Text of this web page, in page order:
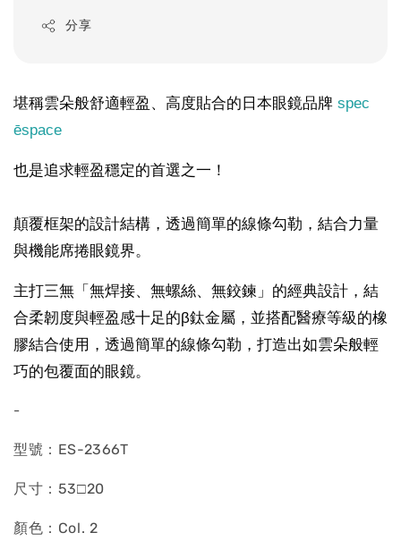
分享
堪稱雲朵般舒適輕盈、高度貼合的日本眼鏡品牌 spec
ēspace
也是追求輕盈穩定的首選之一！
顛覆框架的設計結構，透過簡單的線條勾勒，結合力量
與機能席捲眼鏡界。
主打三無「無焊接、無螺絲、無鉸鍊」的經典設計，結
合柔韌度與輕盈感十足的β鈦金屬，並搭配醫療等級的橡
膠結合使用，透過簡單的線條勾勒，打造出如雲朵般輕
巧的包覆面的眼鏡。
-
型號：ES-2366T
尺寸：53□20
顏色：Col. 2